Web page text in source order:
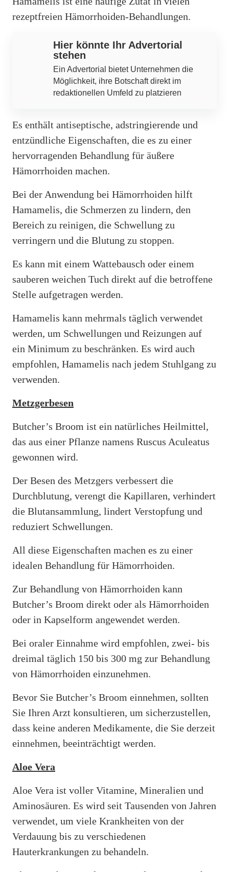
rezeptfreien Hämorrhoiden-Behandlungen.
Hier könnte Ihr Advertorial
stehen
Ein Advertorial bietet Unternehmen die
Möglichkeit, ihre Botschaft direkt im
redaktionellen Umfeld zu platzieren
Es enthält antiseptische, adstringierende und
entzündliche Eigenschaften, die es zu einer
hervorragenden Behandlung für äußere
Hämorrhoiden machen.
Bei der Anwendung bei Hämorrhoiden hilft
Hamamelis, die Schmerzen zu lindern, den
Bereich zu reinigen, die Schwellung zu
verringern und die Blutung zu stoppen.
Es kann mit einem Wattebausch oder einem
sauberen weichen Tuch direkt auf die betroffene
Stelle aufgetragen werden.
Hamamelis kann mehrmals täglich verwendet
werden, um Schwellungen und Reizungen auf
ein Minimum zu beschränken. Es wird auch
empfohlen, Hamamelis nach jedem Stuhlgang zu
verwenden.
Metzgerbesen
Butcher’s Broom ist ein natürliches Heilmittel,
das aus einer Pflanze namens Ruscus Aculeatus
gewonnen wird.
Der Besen des Metzgers verbessert die
Durchblutung, verengt die Kapillaren, verhindert
die Blutansammlung, lindert Verstopfung und
reduziert Schwellungen.
All diese Eigenschaften machen es zu einer
idealen Behandlung für Hämorrhoiden.
Zur Behandlung von Hämorrhoiden kann
Butcher’s Broom direkt oder als Hämorrhoiden
oder in Kapselform angewendet werden.
Bei oraler Einnahme wird empfohlen, zwei- bis
dreimal täglich 150 bis 300 mg zur Behandlung
von Hämorrhoiden einzunehmen.
Bevor Sie Butcher’s Broom einnehmen, sollten
Sie Ihren Arzt konsultieren, um sicherzustellen,
dass keine anderen Medikamente, die Sie derzeit
einnehmen, beeinträchtigt werden.
Aloe Vera
Aloe Vera ist voller Vitamine, Mineralien und
Aminosäuren. Es wird seit Tausenden von Jahren
verwendet, um viele Krankheiten von der
Verdauung bis zu verschiedenen
Hauterkrankungen zu behandeln.